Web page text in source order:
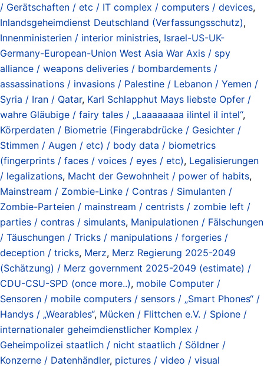
/ Gerätschaften / etc / IT complex / computers / devices,
Inlandsgeheimdienst Deutschland (Verfassungsschutz),
Innenministerien / interior ministries, Israel-US-UK-
Germany-European-Union West Asia War Axis / spy
alliance / weapons deliveries / bombardements /
assassinations / invasions / Palestine / Lebanon / Yemen /
Syria / Iran / Qatar, Karl Schlapphut Mays liebste Opfer /
wahre Gläubige / fairy tales / „Laaaaaaaa ilintel il intel“,
Körperdaten / Biometrie (Fingerabdrücke / Gesichter /
Stimmen / Augen / etc) / body data / biometrics
(fingerprints / faces / voices / eyes / etc), Legalisierungen
/ legalizations, Macht der Gewohnheit / power of habits,
Mainstream / Zombie-Linke / Contras / Simulanten /
Zombie-Parteien / mainstream / centrists / zombie left /
parties / contras / simulants, Manipulationen / Fälschungen
/ Täuschungen / Tricks / manipulations / forgeries /
deception / tricks, Merz, Merz Regierung 2025-2049
(Schätzung) / Merz government 2025-2049 (estimate) /
CDU-CSU-SPD (once more..), mobile Computer /
Sensoren / mobile computers / sensors / „Smart Phones“ /
Handys / „Wearables“, Mücken / Flittchen e.V. / Spione /
internationaler geheimdienstlicher Komplex /
Geheimpolizei staatlich / nicht staatlich / Söldner /
Konzerne / Datenhändler, pictures / video / visual